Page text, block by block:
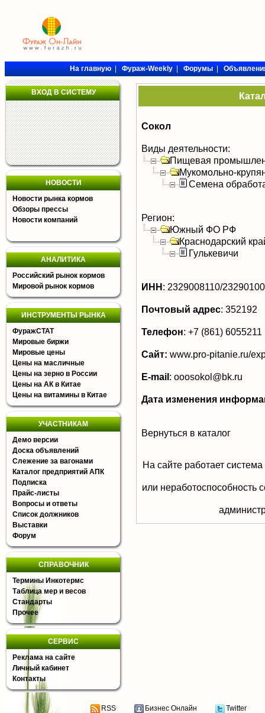
На главную|Фураж-Weekly|Форумы|
ВХОД В СИСТЕМУ
НОВОСТИ
Новости рынка кормов
Обзоры прессы
Новости компаний
АНАЛИТИКА
Российский рынок кормов
Мировой рынок кормов
ИНСТРУМЕНТЫ РЫНКА
ФуражСТАТ
Мировые биржи
Мировые цены
Цены на масличные
Цены на зерно в России
Цены на АК в Китае
Цены на витамины в Китае
УЧАСТНИКАМ
Демо версии
Доска объявлений
Слежение за вагонами
Каталог предприятий АПК
Подписка
Прайс-листы
Вопросы и ответы
Список должников
Выставки
Форум
СПРАВОЧНИК
Термины Инкотермс
Таблица мер и весов
Стандарты
Прочее
СЕРВИС
Реклама на сайте
Личный кабинет
Контакты
Сокол
Виды деятельности:
Пищевая
Мукомольно-
Семена
Регион:
Южный ФО РФ
Краснодарский
Гулькевичи
ИНН: 2329008110/
Почтовый адрес: 352192
Телефон: +7 (861) 6055211
Сайт: www.pro-pitanie.ru/
E-mail: ooosokol@bk.ru
Дата изменения
Вернуться в каталог
На сайте работает
или неработоспособность
RSS Бизнес Онлайн Twitter